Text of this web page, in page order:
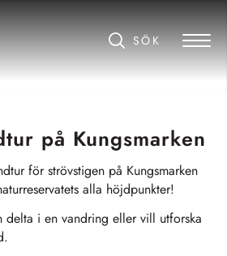
på Kungsmarken
för strövstigen på Kungsmarken
alla höjdpunkter!
delta i en vandring eller vill utforska